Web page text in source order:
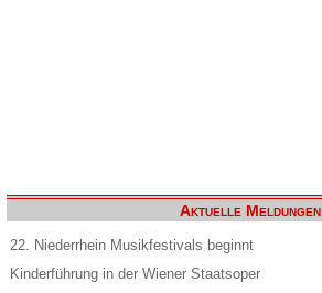
Aktuelle Meldungen
22. Niederrhein Musikfestivals beginnt
Kinderführung in der Wiener Staatsoper